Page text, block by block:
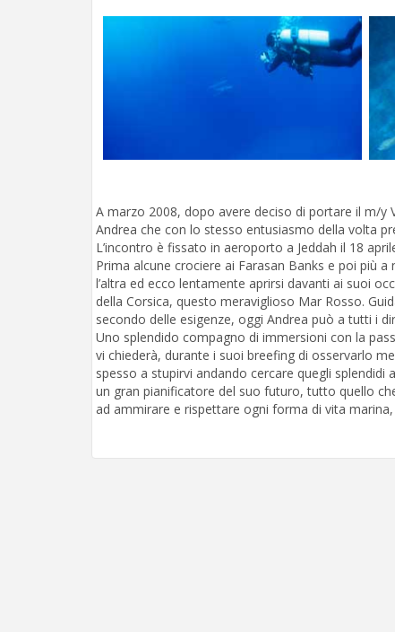
A marzo 2008, dopo avere deciso di portare il m/y
Andrea che con lo stesso entusiasmo della volta
L’incontro è fissato in aeroporto a Jeddah il 18
Prima alcune crociere ai Farasan Banks e poi più
l’altra ed ecco lentamente aprirsi davanti ai suoi
della Corsica, questo meraviglioso Mar Rosso.
secondo delle esigenze, oggi Andrea può a tutti i
Uno splendido compagno di immersioni con la
vi chiederà, durante i suoi breefing di osservarlo
spesso a stupirvi andando cercare quegli
un gran pianificatore del suo futuro, tutto quello
ad ammirare e rispettare ogni forma di vita